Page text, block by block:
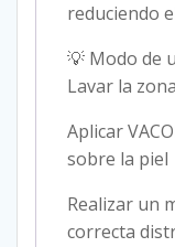
reduciendo
💡 Modo de
Lavar la
Aplicar
sobre la piel
Realizar un
correcta